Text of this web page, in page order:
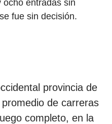
ocho entradas sin
fue sin decisión.
provincia de
de carreras
completo, en la